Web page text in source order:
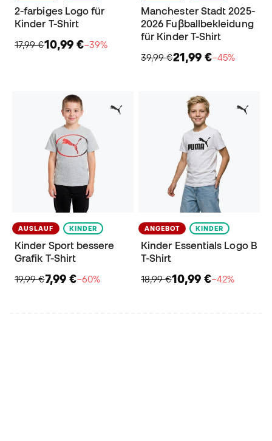
2-farbiges Logo für
Kinder T-Shirt
17,99 €10,99 €−39%
Manchester Stadt 2025-
2026 Fuβballbekleidung
für Kinder T-Shirt
39,99 €21,99 €−45%
AUSLAUF KINDER
Kinder Sport bessere
Grafik T-Shirt
19,99 €7,99 €−60%
ANGEBOT KINDER
Kinder Essentials Logo B
T-Shirt
18,99 €10,99 €−42%